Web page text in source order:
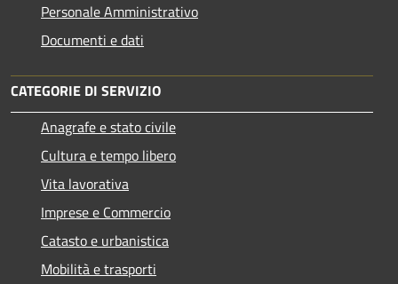
Personale Amministrativo
Documenti e dati
CATEGORIE DI SERVIZIO
Anagrafe e stato civile
Cultura e tempo libero
Vita lavorativa
Imprese e Commercio
Catasto e urbanistica
Mobilità e trasporti